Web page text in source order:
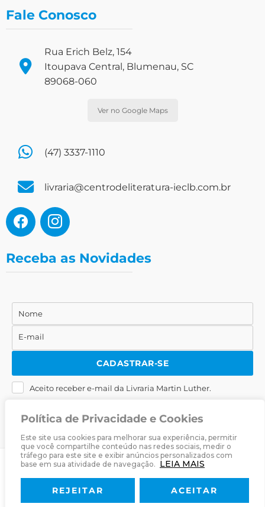
Política de Privacidade e Cookies
Este site usa cookies para melhorar sua experiência, permitir
que você compartilhe conteúdo nas redes sociais, medir o
tráfego para este site e exibir anúncios personalizados com
base em sua atividade de navegação. LEIA MAIS
REJEITAR ACEITAR
Fale Conosco
Rua Erich Belz, 154
Itoupava Central, Blumenau, SC
89068-060
Ver no Google Maps
(47) 3337-1110
livraria@centrodeliteratura-ieclb.com.br
Receba as Novidades
Nome
Nome
E-
mail
E-mail
CADASTRAR-SE
Aceito receber e-mail da Livraria Martin Luther.
Livraria Martin Luther· Desenvolvido porZwei Arts
Livraria Política de Privacidade Termos & Condições